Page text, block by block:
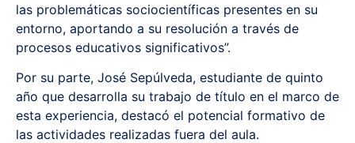
las problemáticas sociocientíficas presentes en su
entorno, aportando a su resolución a través de
procesos educativos significativos”.
Por su parte, José Sepúlveda, estudiante de quinto
año que desarrolla su trabajo de título en el marco de
esta experiencia, destacó el potencial formativo de
las actividades realizadas fuera del aula.